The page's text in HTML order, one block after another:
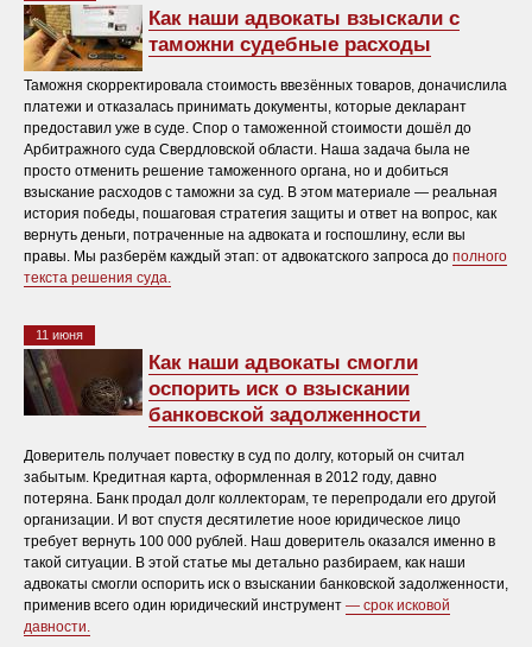
Как наши адвокаты взыскали с
таможни судебные расходы
Таможня скорректировала стоимость ввезённых товаров, доначислила
платежи и отказалась принимать документы, которые декларант
предоставил уже в суде. Спор о таможенной стоимости дошёл до
Арбитражного суда Свердловской области. Наша задача была не
просто отменить решение таможенного органа, но и добиться
взыскание расходов с таможни за суд. В этом материале — реальная
история победы, пошаговая стратегия защиты и ответ на вопрос, как
вернуть деньги, потраченные на адвоката и госпошлину, если вы
правы. Мы разберём каждый этап: от адвокатского запроса до полного
текста решения суда.
11 июня
Как наши адвокаты смогли
оспорить иск о взыскании
банковской задолженности
Доверитель получает повестку в суд по долгу, который он считал
забытым. Кредитная карта, оформленная в 2012 году, давно
потеряна. Банк продал долг коллекторам, те перепродали его другой
организации. И вот спустя десятилетие ноое юридическое лицо
требует вернуть 100 000 рублей. Наш доверитель оказался именно в
такой ситуации. В этой статье мы детально разбираем, как наши
адвокаты смогли оспорить иск о взыскании банковской задолженности,
применив всего один юридический инструмент — срок исковой
давности.